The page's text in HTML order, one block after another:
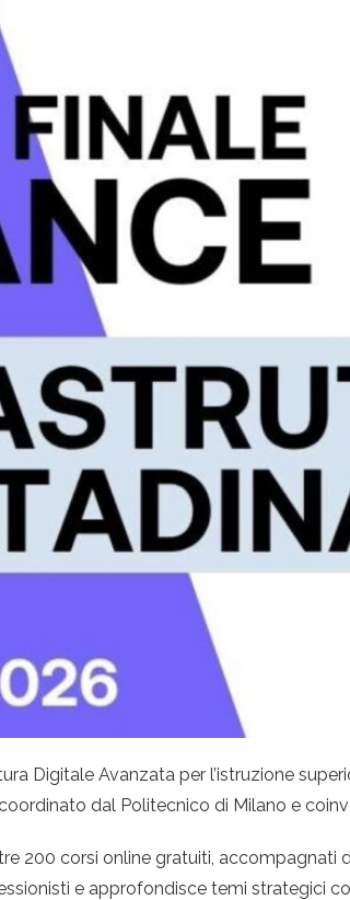
Digitale Avanzata per l’istruzione
dal Politecnico di Milano e
200 corsi online gratuiti,
e approfondisce temi strategici